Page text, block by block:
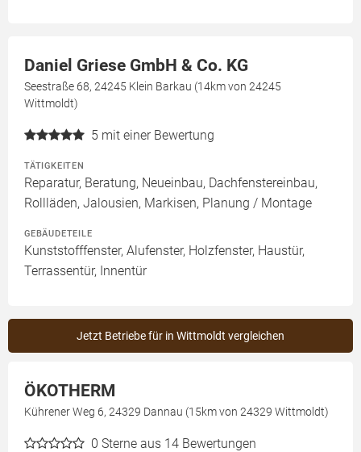
Daniel Griese GmbH & Co. KG
Seestraße 68, 24245 Klein Barkau (14km von 24245
Wittmoldt)
5 mit einer Bewertung
TÄTIGKEITEN
Reparatur, Beratung, Neueinbau, Dachfenstereinbau,
Rollläden, Jalousien, Markisen, Planung / Montage
GEBÄUDETEILE
Kunststofffenster, Alufenster, Holzfenster, Haustür,
Terrassentür, Innentür
Jetzt Betriebe für in Wittmoldt vergleichen
ÖKOTHERM
Kührener Weg 6, 24329 Dannau (15km von 24329 Wittmoldt)
0 Sterne aus 14 Bewertungen